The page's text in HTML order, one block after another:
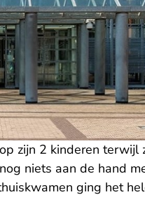
zijn 2 kinderen terwijl
niets aan de hand
ging het